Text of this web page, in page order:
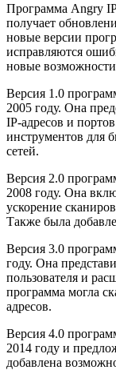
Программа Angry IP
получает
новые версии
исправляются
новые
Версия 1.0
2005 году. Она
IP-адресов и
инструментов для
сетей.
Версия 2.0
2008 году. Она
ускорение
Также была
Версия 3.0
году. Она
пользователя и
программа могла
адресов.
Версия 4.0
2014 году и
добавлена